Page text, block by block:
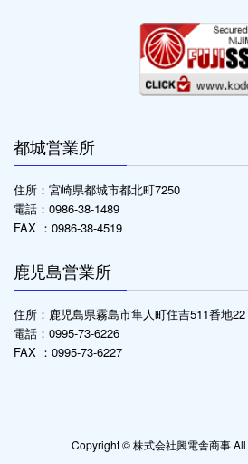
都城営業所
住所：宮崎県都城市都北町7250
電話：0986-38-1489
FAX ：0986-38-4519
鹿児島営業所
住所：鹿児島県霧島市隼人町住吉511番地22
電話：0995-73-6226
FAX ：0995-73-6227
Copyright © 株式会社興電舎商事